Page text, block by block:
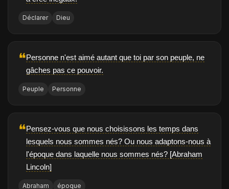
Déclarer Dieu
❝Personne n'est aimé autant que toi par son peuple, ne
gâches pas ce pouvoir.
Peuple Personne
❝Pensez-vous que nous choisissons les temps dans
lesquels nous sommes nés? Ou nous adaptons-nous à
l'époque dans laquelle nous sommes nés? [Abraham
Lincoln]
Abraham époque